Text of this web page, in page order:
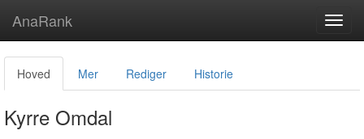
AnaRank
Hoved Mer Rediger Historie
Kyrre Omdal